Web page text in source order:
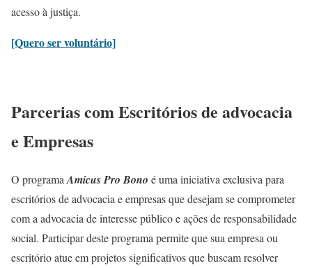
acesso à justiça.
[Quero ser voluntário]
Parcerias com Escritórios de advocacia
e Empresas
O programa Amicus Pro Bono é uma iniciativa exclusiva para
escritórios de advocacia e empresas que desejam se comprometer
com a advocacia de interesse público e ações de responsabilidade
social. Participar deste programa permite que sua empresa ou
escritório atue em projetos significativos que buscam resolver